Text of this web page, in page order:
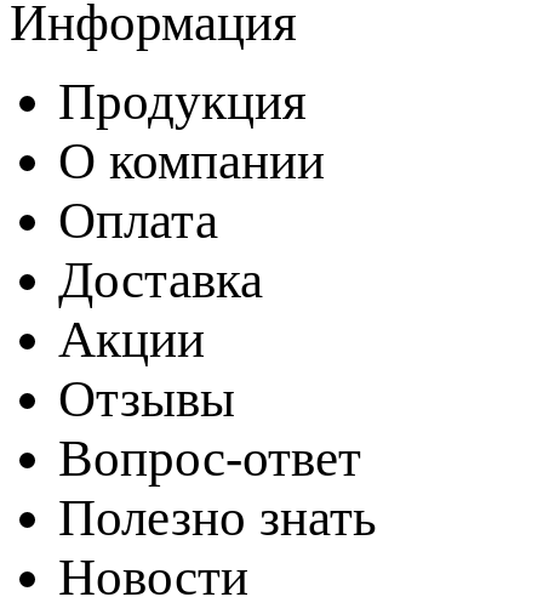
Информация
Продукция
О компании
Оплата
Доставка
Акции
Отзывы
Вопрос-ответ
Полезно знать
Новости